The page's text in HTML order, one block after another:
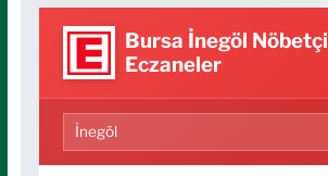
Bursa İnegöl Nöbetçi
Eczaneler